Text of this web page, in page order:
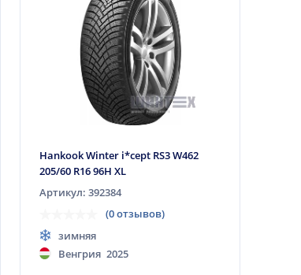
Hankook Winter i*cept RS3 W462
205/60 R16 96H XL
Артикул: 392384
(0 отзывов)
зимняя
Венгрия 2025